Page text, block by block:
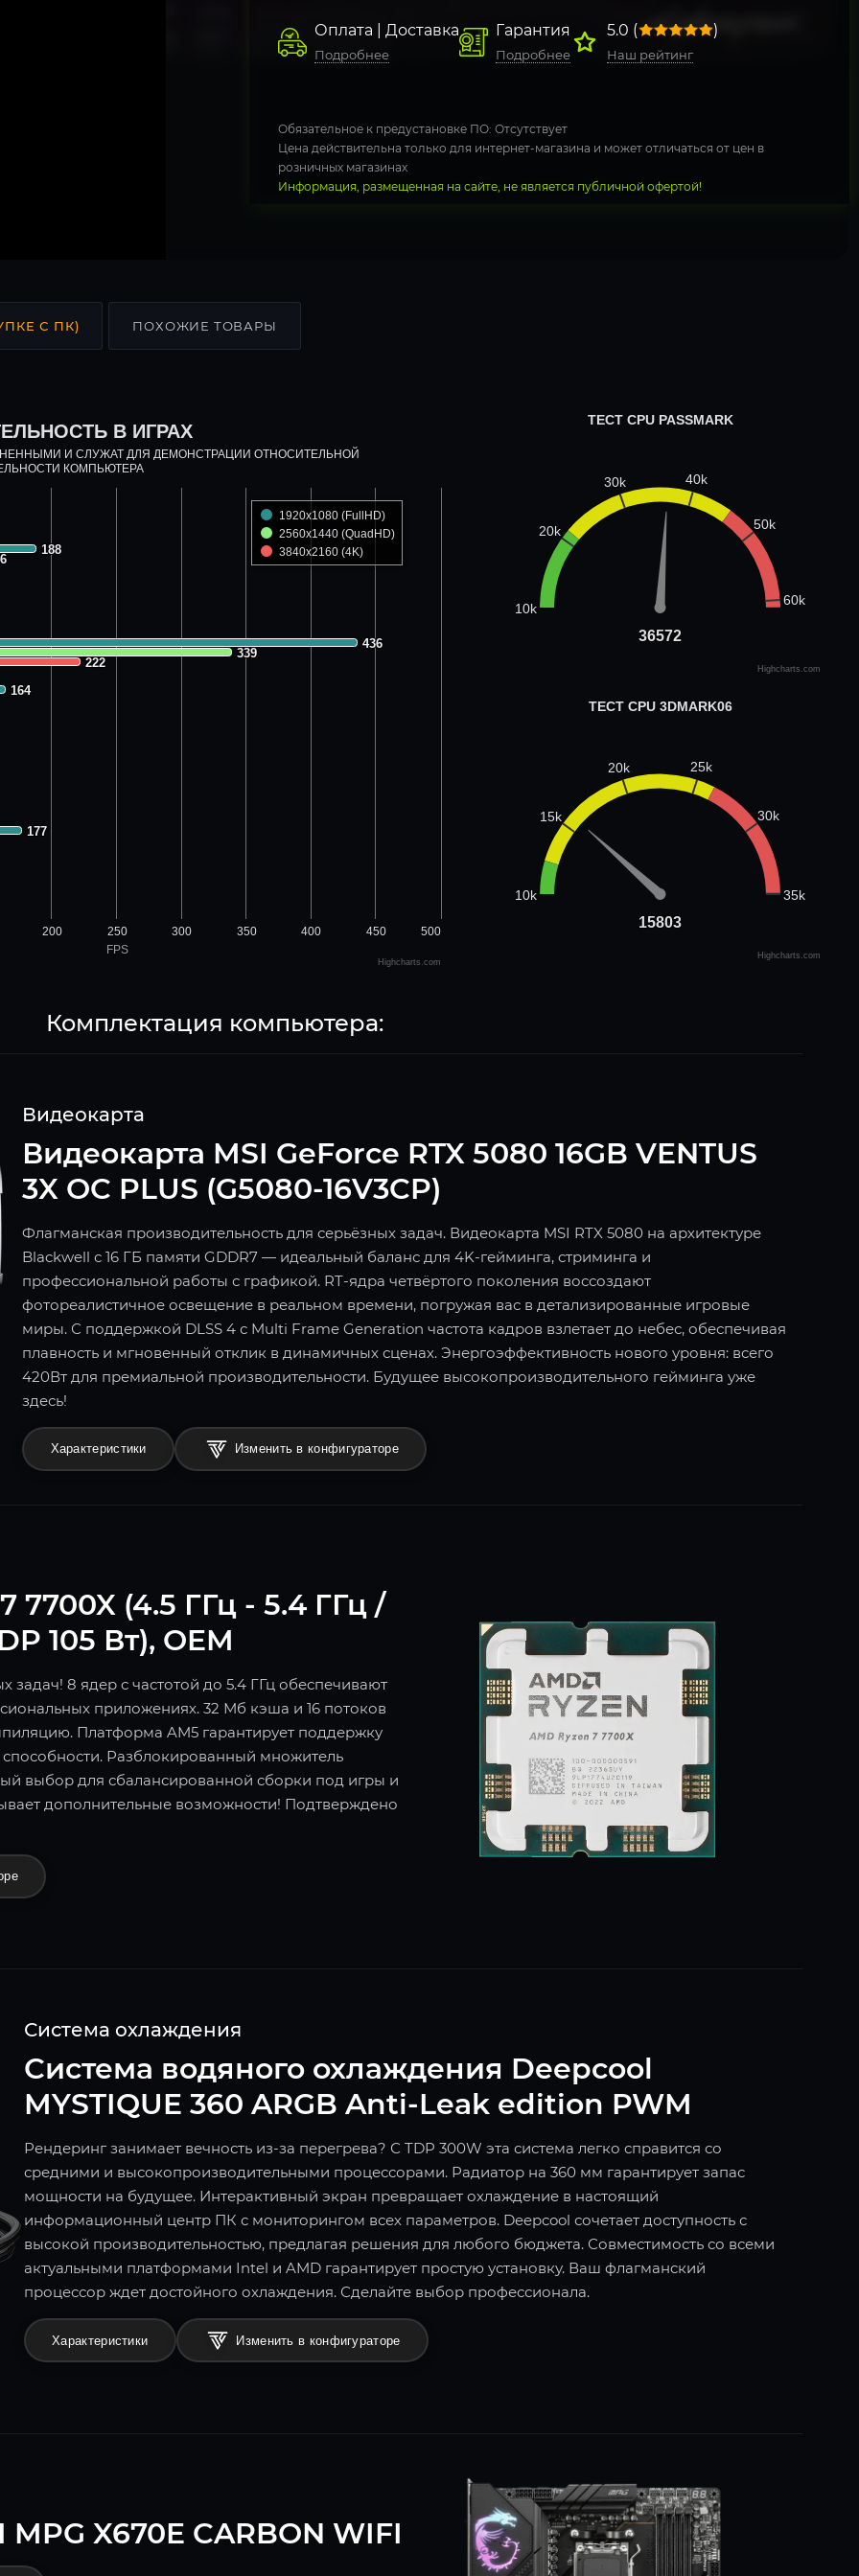
Оплата | Доставка
Подробнее
Гарантия
Подробнее
5.0 ( )
Наш рейтинг
Обязательное к предустановке ПО: Отсутствует
Цена действительна только для интернет-магазина и может отличаться от цен в
розничных магазинах
Информация, размещенная на сайте, не является публичной офертой!
С ПК) ПОХОЖИЕ ТОВАРЫ
FPS
В ИГРАХ
И СЛУЖАТ ДЛЯ ДЕМОНСТРАЦИИ ОТНОСИТЕЛЬНОЙ
КОМПЬЮТЕРА
188
188
436
436
164
164
177
177
339
339
222
222
1920x1080 (FullHD)
2560x1440 (QuadHD)
3840x2160 (4K)
200 250 300 350 400 450 500
Highcharts.com
36572
36572
ТЕСТ CPU PASSMARK
10k
20k
30k 40k
50k
60k
Highcharts.com
15803
15803
ТЕСТ CPU 3DMARK06
10k
15k
20k 25k
30k
35k
Highcharts.com
Комплектация компьютера:
Видеокарта
Видеокарта MSI GeForce RTX 5080 16GB VENTUS
3X OC PLUS (G5080-16V3CP)
Флагманская производительность для серьёзных задач. Видеокарта MSI RTX 5080 на архитектуре
Blackwell с 16 ГБ памяти GDDR7 — идеальный баланс для 4K-гейминга, стриминга и
профессиональной работы с графикой. RT-ядра четвёртого поколения воссоздают
фотореалистичное освещение в реальном времени, погружая вас в детализированные игровые
миры. С поддержкой DLSS 4 с Multi Frame Generation частота кадров взлетает до небес, обеспечивая
плавность и мгновенный отклик в динамичных сценах. Энергоэффективность нового уровня: всего
420Вт для премиальной производительности. Будущее высокопроизводительного гейминга уже
здесь!
Характеристики Изменить в конфигураторе
7700X (4.5 ГГц - 5.4 ГГц /
105 Вт), OEM
8 ядер с частотой до 5.4 ГГц обеспечивают
приложениях. 32 Мб кэша и 16 потоков
Платформа AM5 гарантирует поддержку
Разблокированный множитель
выбор для сбалансированной сборки под игры и
дополнительные возможности! Подтверждено
Система охлаждения
Система водяного охлаждения Deepcool
MYSTIQUE 360 ARGB Anti-Leak edition PWM
Рендеринг занимает вечность из-за перегрева? С TDP 300W эта система легко справится со
средними и высокопроизводительными процессорами. Радиатор на 360 мм гарантирует запас
мощности на будущее. Интерактивный экран превращает охлаждение в настоящий
информационный центр ПК с мониторингом всех параметров. Deepcool сочетает доступность с
высокой производительностью, предлагая решения для любого бюджета. Совместимость со всеми
актуальными платформами Intel и AMD гарантирует простую установку. Ваш флагманский
процессор ждет достойного охлаждения. Сделайте выбор профессионала.
Характеристики Изменить в конфигураторе
X670E CARBON WIFI